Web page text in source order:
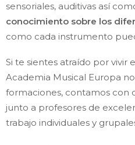
sensoriales, auditivas así
conocimiento sobre los
como cada instrumento
Si te sientes atraído por vivir
Academia Musical Europa
formaciones, contamos con
junto a profesores de
trabajo individuales y